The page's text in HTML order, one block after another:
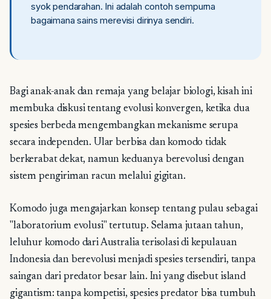
syok pendarahan. Ini adalah contoh sempurna
bagaimana sains merevisi dirinya sendiri.
Bagi anak-anak dan remaja yang belajar biologi, kisah ini
membuka diskusi tentang evolusi konvergen, ketika dua
spesies berbeda mengembangkan mekanisme serupa
secara independen. Ular berbisa dan komodo tidak
berkerabat dekat, namun keduanya berevolusi dengan
sistem pengiriman racun melalui gigitan.
Komodo juga mengajarkan konsep tentang pulau sebagai
"laboratorium evolusi" tertutup. Selama jutaan tahun,
leluhur komodo dari Australia terisolasi di kepulauan
Indonesia dan berevolusi menjadi spesies tersendiri, tanpa
saingan dari predator besar lain. Ini yang disebut island
gigantism: tanpa kompetisi, spesies predator bisa tumbuh